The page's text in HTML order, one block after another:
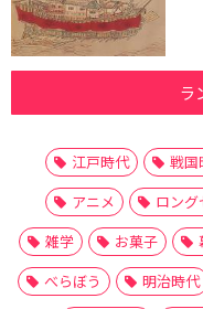
ラ
江戸時代 戦国
アニメ
ロング
雑学
お菓子
べらぼう
明治時代